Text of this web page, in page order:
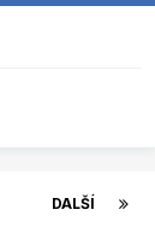
DALŠÍ